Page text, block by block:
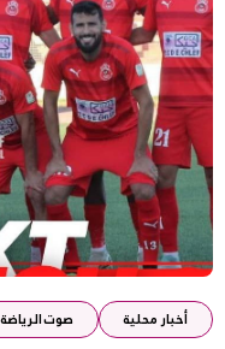
أخبار محلية صوت الرياضة